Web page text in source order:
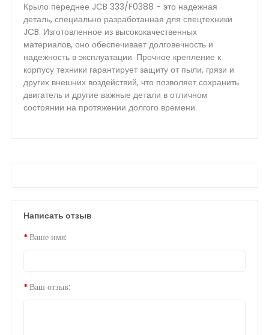
Крыло переднее JCB 333/F0388 - это надежная
деталь, специально разработанная для спецтехники
JCB. Изготовленное из высококачественных
материалов, оно обеспечивает долговечность и
надежность в эксплуатации. Прочное крепление к
корпусу техники гарантирует защиту от пыли, грязи и
других внешних воздействий, что позволяет сохранить
двигатель и другие важные детали в отличном
состоянии на протяжении долгого времени.
Написать отзыв
Ваше имя:
Ваш отзыв: